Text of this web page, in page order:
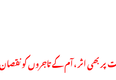
پر بھی اثر ، آم کے تاجروں کو نقصان